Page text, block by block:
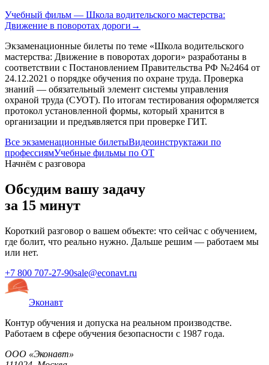
Учебный фильм — Школа водительского мастерства:
Движение в поворотах дороги →
Экзаменационные билеты по теме «Школа водительского
мастерства: Движение в поворотах дороги» разработаны в
соответствии с Постановлением Правительства РФ №2464 от
24.12.2021 о порядке обучения по охране труда. Проверка
знаний — обязательный элемент системы управления
охраной труда (СУОТ). По итогам тестирования оформляется
протокол установленной формы, который хранится в
организации и предъявляется при проверке ГИТ.
Все экзаменационные билетыВидеоинструктажи по
профессиямУчебные фильмы по ОТ
Начнём с разговора
Обсудим вашу задачу
за 15 минут
Короткий разговор о вашем объекте: что сейчас с обучением,
где болит, что реально нужно. Дальше решим — работаем мы
или нет.
+7 800 707-27-90sale@econavt.ru
Эконавт
Контур обучения и допуска на реальном производстве.
Работаем в сфере обучения безопасности с 1987 года.
ООО «Эконавт»